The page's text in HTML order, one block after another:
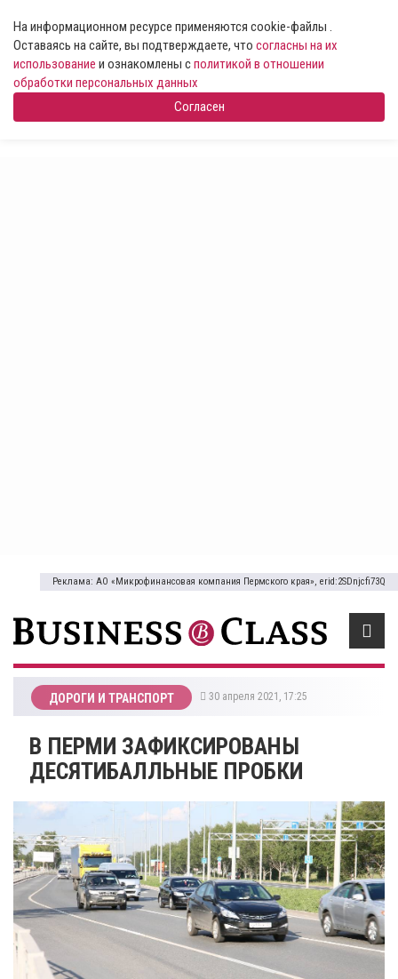
На информационном ресурсе применяются cookie-файлы .
Оставаясь на сайте, вы подтверждаете, что согласны на их
использование и ознакомлены сполитикой в отношении
обработки персональных данных
Согласен
Реклама: АО «Микрофинансовая компания Пермского края», erid:2SDnjcfi73Q
ДОРОГИ И ТРАНСПОРТ 30 апреля 2021, 17:25
В ПЕРМИ ЗАФИКСИРОВАНЫ
ДЕСЯТИБАЛЛЬНЫЕ ПРОБКИ